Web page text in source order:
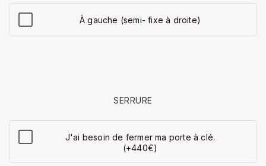
À gauche (semi- fixe à droite)
SERRURE
J'ai besoin de fermer ma porte à clé.
(+440€)